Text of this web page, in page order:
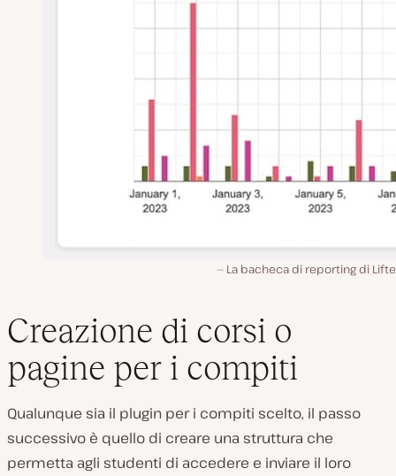
La bacheca di reporting di
Creazione di corsi o
pagine per i compiti
Qualunque sia il plugin per i compiti scelto, il passo
successivo è quello di creare una struttura che
permetta agli studenti di accedere e inviare il loro